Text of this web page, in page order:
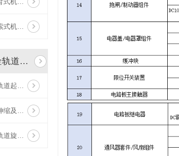
气动硬臂式机械手
气动软索式机械手
铝合金轨道系统
铝合金轨道起重机
铝合金伸缩及悬伸梁
铝合金轨道旋臂吊